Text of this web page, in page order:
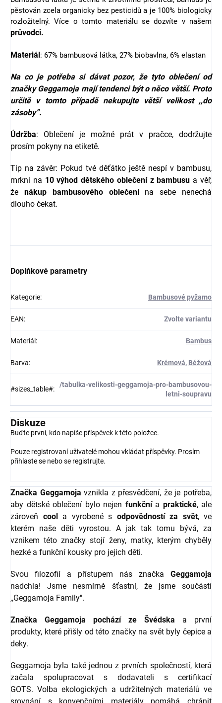
pěstován zcela organicky bez pesticidů a je 100% biologicky
rozložitelný. Více o tomto materiálu se dozvíte v našem
průvodci.
Materiál: 67% bambusová látka, 27% biobavlna, 6% elastan
Na co je potřeba si dávat pozor, že tyto oblečení od
značkyGeggamojamají tendenci být o něco větší. Proto
určitě v tomto případě nekupujte větší velikost ,,do
zásoby”.
Údržba: Oblečení je možné prát v pračce, dodržujte
prosím pokyny na etiketě.
Tip na závěr: Pokud tvé děťátko ještě nespí v bambusu,
mrkni na 10 výhod dětského oblečení z bambusu a věř,
že nákup bambusového oblečení na sebe nenechá
dlouho čekat.
Doplňkové parametry
Kategorie: Bambusové pyžamo
EAN: Zvolte variantu
Materiál : Bambus
Barva: Krémová, Béžová
#sizes_table#:
/tabulka-velikosti-geggamoja-pro-bambusovou-
letni-soupravu
Diskuze
Buďte první, kdo napíše příspěvek k této položce.
Pouze registrovaní uživatelé mohou vkládat příspěvky. Prosím
přihlaste se nebo se registrujte.
Značka Geggamoja vznikla z přesvědčení, že je potřeba,
aby dětské oblečení bylo nejen funkčnía praktické, ale
zároveň coola vyrobené s odpovědností za svět, ve
kterém naše děti vyrostou. A jak tak tomu bývá, za
vznikem této značky stojí ženy, matky, kterým chyběly
hezké a funkční kousky pro jejich děti.
Svou filozofií a přístupem nás značka Geggamoja
nadchla! Jsme nesmírně šťastní, že jsme součástí
,,Geggamoja Family".
Značka Geggamoja pochází ze Švédska a první
produkty, které přišly od této značky na svět byly čepice a
deky.
Geggamoja byla také jednou z prvních společností, která
začala spolupracovat s dodavateli s certifikací
GOTS. Volba ekologických a udržitelných materiálů ve